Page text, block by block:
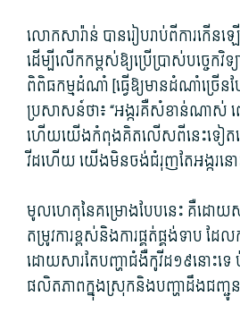
លោក​សារ៉ា​ន់ បាន​រៀបរាប់​ពី​ការ​កើន
ដើម្បី​លើកកម្ពស់​ឱ្យ​ប្រើប្រាស់​បច្ចេកវិទ្យ
ពិពិធ​កម្ម​ដំណាំ [ធ្វើ​ឱ្យ​មាន​ដំណាំ​ច្រើ
ប្រសាសន៍​ថា៖ “អង្ករ​គឺ​សំខាន់ណាស់ ព
ហើយ​យើង​កំពុង​គិត​លើស​ពីនេះ​ទៀត​ព្
វីដ​ហើយ យើង​មិន​ចង់​ជំរុញ​តែ​អង្ករ​នោ
មូលហេតុ​នៃ​គម្រោង​បែបនេះ គឺ​ដោយសារ
តម្រូវការ​ខ្ពស់​និង​ការ​ផ្គត់ផ្គង់​ទាប ដ
ដោយសារតែ​បញ្ហា​ជំងឺ​កូ​វីដ១៩នោះ​ទេ ប៉ុ
ផលិត​ភាព​ក្នុង​ស្រុក​និង​បញ្ហា​ដឹង​ជញ្ជូ